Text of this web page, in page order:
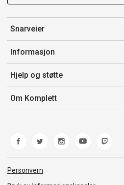
Snarveier
Min side
Ordreoversikt
Flex
Komplett Club
Informasjon
Salgsbetingelser
Medlemsvilkår for Komplett Club
Merker/produsent
Hjelp og støtte
Kontakt oss
Kundeservice
Retur
Reklamasjon og garanti
Frakt og levering
Om Komplett
Personvern